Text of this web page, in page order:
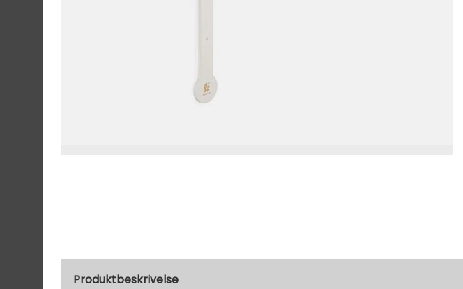
Produktbeskrivelse